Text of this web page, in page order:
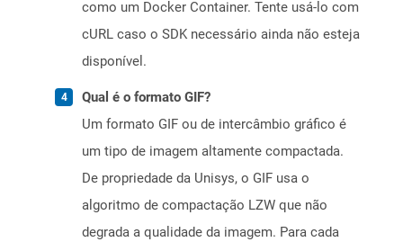
como um Docker Container. Tente usá-lo com
cURL caso o SDK necessário ainda não esteja
disponível.
Qual é o formato GIF?
Um formato GIF ou de intercâmbio gráfico é
um tipo de imagem altamente compactada.
De propriedade da Unisys, o GIF usa o
algoritmo de compactação LZW que não
degrada a qualidade da imagem. Para cada